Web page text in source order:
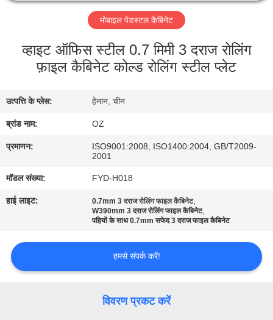
भ्रमण
नियंत्रण
संपर्क
करें
समाचार
एक
उद्धरण
मोबाइल पेडस्टल कैबिनेट
व्हाइट ऑफिस स्टील 0.7 मिमी 3 दराज रोलिंग
फ़ाइल कैबिनेट कोल्ड रोलिंग स्टील प्लेट
उत्पत्ति के प्लेस: हेनान, चीन
ब्रांड नाम: OZ
प्रमाणन:
ISO9001:2008, ISO1400:2004, GB/T2009-
2001
मॉडल संख्या: FYD-H018
हाई लाइट: 0.7mm 3 दराज रोलिंग फाइल कैबिनेट,
W390mm 3 दराज रोलिंग फाइल कैबिनेट,
पहियों के साथ 0.7mm सफेद 3 दराज फाइल कैबिनेट
हमसे संपर्क करें!
विवरण प्रकट करें